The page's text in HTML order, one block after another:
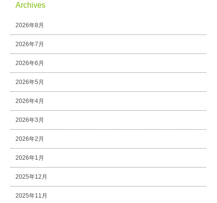
Archives
2026年8月
2026年7月
2026年6月
2026年5月
2026年4月
2026年3月
2026年2月
2026年1月
2025年12月
2025年11月